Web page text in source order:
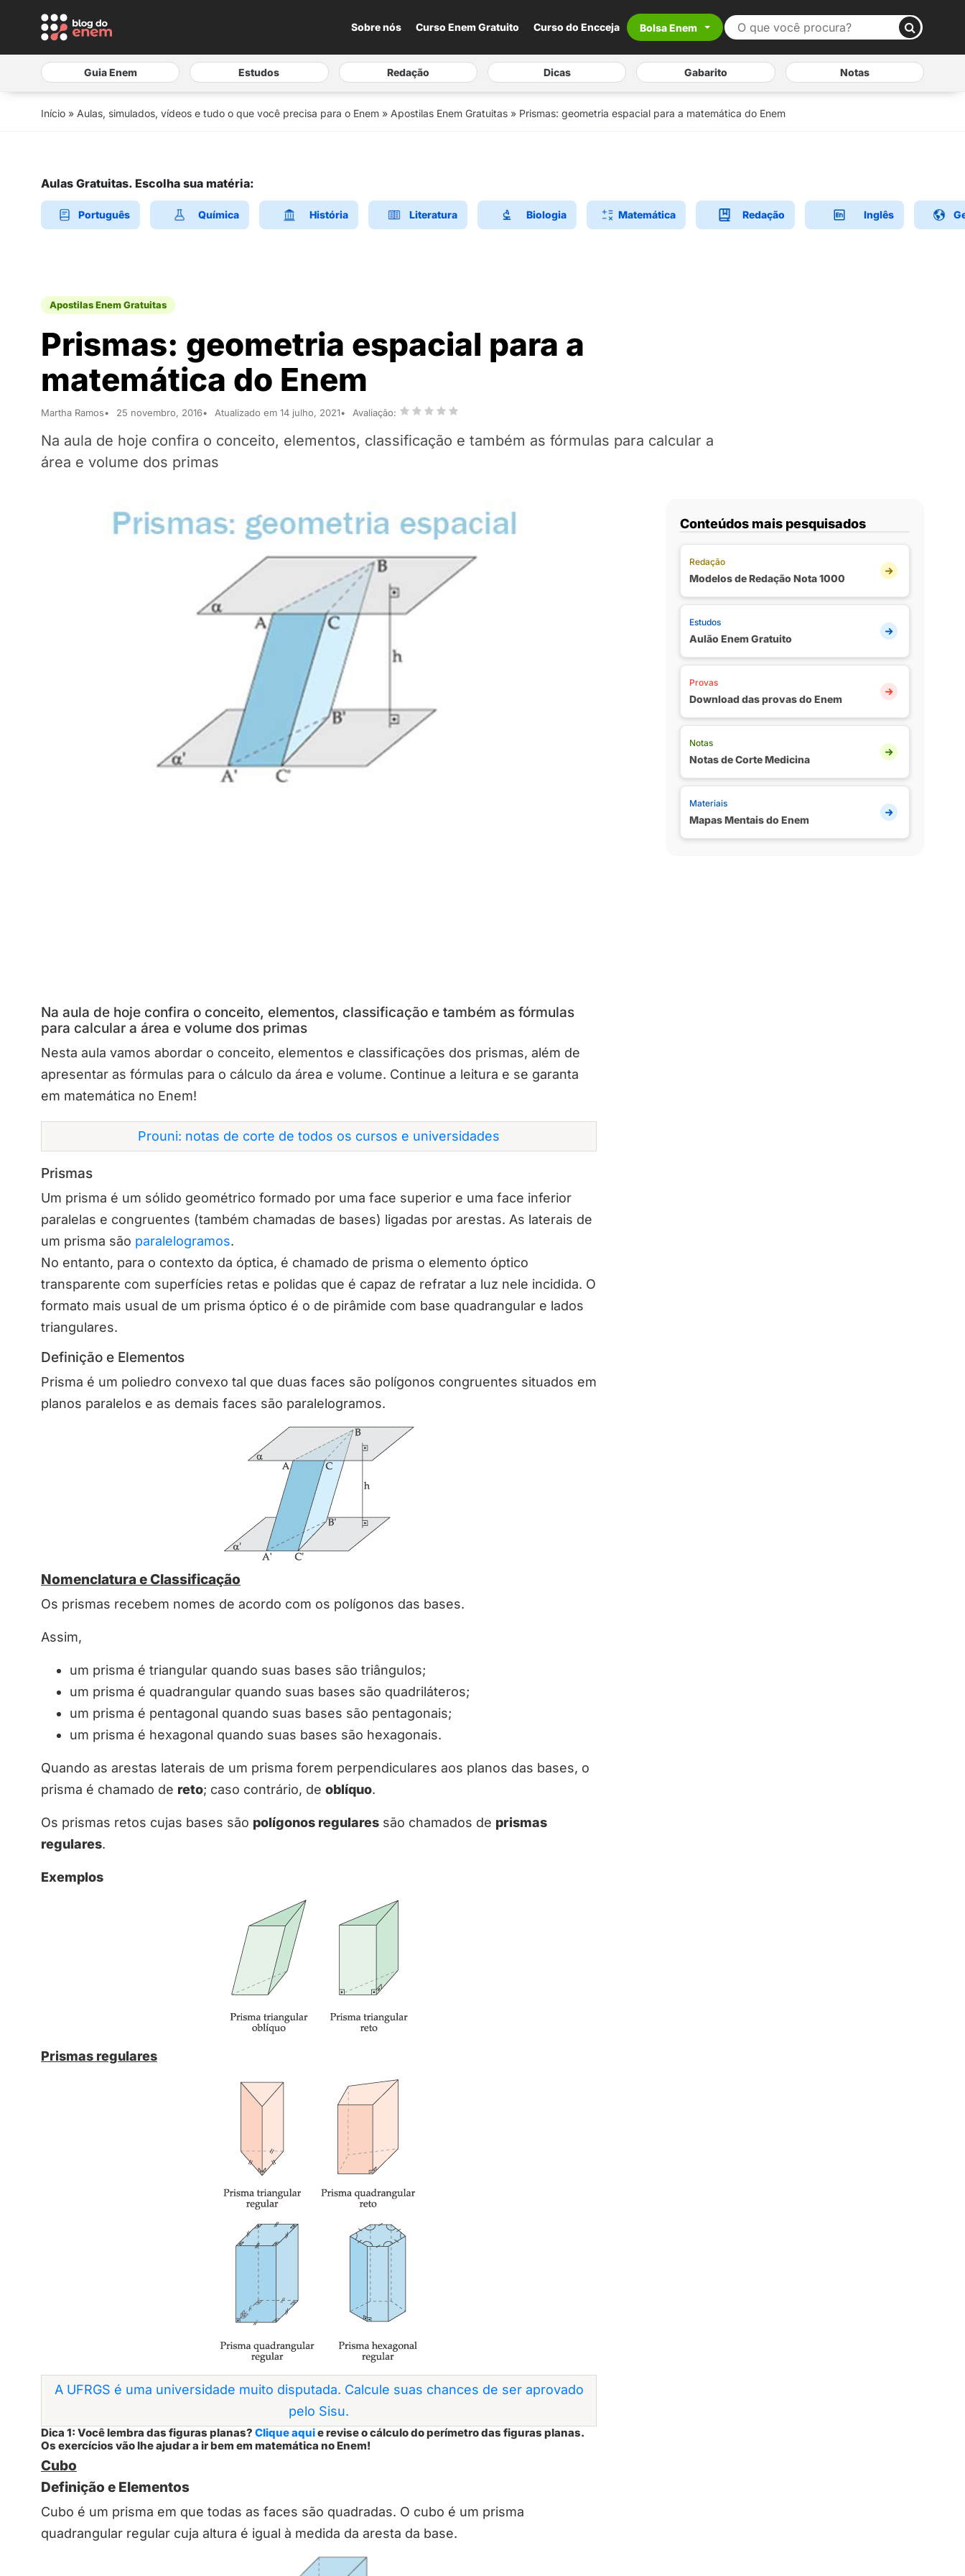
Sobre nós Curso Enem Gratuito Curso do Encceja Bolsa Enem
Guia Enem Estudos Redação Dicas Gabarito Notas
Início » Aulas, simulados, vídeos e tudo o que você precisa para o Enem » Apostilas Enem Gratuitas » Prismas: geometria espacial para a matemática do Enem
Aulas Gratuitas. Escolha sua matéria:
Português Química História Literatura Biologia Matemática Redação Inglês
Apostilas Enem Gratuitas
Prismas: geometria espacial para a
matemática do Enem
Martha Ramos 25 novembro, 2016 Atualizado em 14 julho, 2021 Avaliação:
Na aula de hoje confira o conceito, elementos, classificação e também as fórmulas para calcular a
área e volume dos primas
Na aula de hoje confira o conceito, elementos, classificação e também as fórmulas
para calcular a área e volume dos primas
Nesta aula vamos abordar o conceito, elementos e classificações dos prismas, além de
apresentar as fórmulas para o cálculo da área e volume. Continue a leitura e se garanta
em matemática no Enem!
Prouni: notas de corte de todos os cursos e universidades
Prismas
Um prisma é um sólido geométrico formado por uma face superior e uma face inferior
paralelas e congruentes (também chamadas de bases) ligadas por arestas. As laterais de
um prisma são paralelogramos.
No entanto, para o contexto da óptica, é chamado de prisma o elemento óptico
transparente com superfícies retas e polidas que é capaz de refratar a luz nele incidida. O
formato mais usual de um prisma óptico é o de pirâmide com base quadrangular e lados
triangulares.
Definição e Elementos
Prisma é um poliedro convexo tal que duas faces são polígonos congruentes situados em
planos paralelos e as demais faces são paralelogramos.
Nomenclatura e Classificação
Os prismas recebem nomes de acordo com os polígonos das bases.
Assim,
um prisma é triangular quando suas bases são triângulos;
um prisma é quadrangular quando suas bases são quadriláteros;
um prisma é pentagonal quando suas bases são pentagonais;
um prisma é hexagonal quando suas bases são hexagonais.
Quando as arestas laterais de um prisma forem perpendiculares aos planos das bases, o
prisma é chamado de reto; caso contrário, de oblíquo.
Os prismas retos cujas bases são polígonos regulares são chamados de prismas
regulares.
Exemplos
Prismas regulares
A UFRGS é uma universidade muito disputada. Calcule suas chances de ser aprovado
pelo Sisu.
Dica 1: Você lembra das figuras planas? Clique aquie revise o cálculo do perímetro das figuras planas.
Os exercícios vão lhe ajudar a ir bem em matemática no Enem!
Cubo
Definição e Elementos
Cubo é um prisma em que todas as faces são quadradas. O cubo é um prisma
quadrangular regular cuja altura é igual à medida da aresta da base.
Conteúdos mais pesquisados
Redação
Modelos de Redação Nota 1000
Estudos
Aulão Enem Gratuito
Provas
Download das provas do Enem
Notas
Notas de Corte Medicina
Materiais
Mapas Mentais do Enem